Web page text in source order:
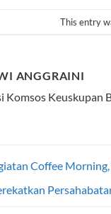
This entry
ANGGRAINI
Komsos Keuskupan
Coffee Morning,